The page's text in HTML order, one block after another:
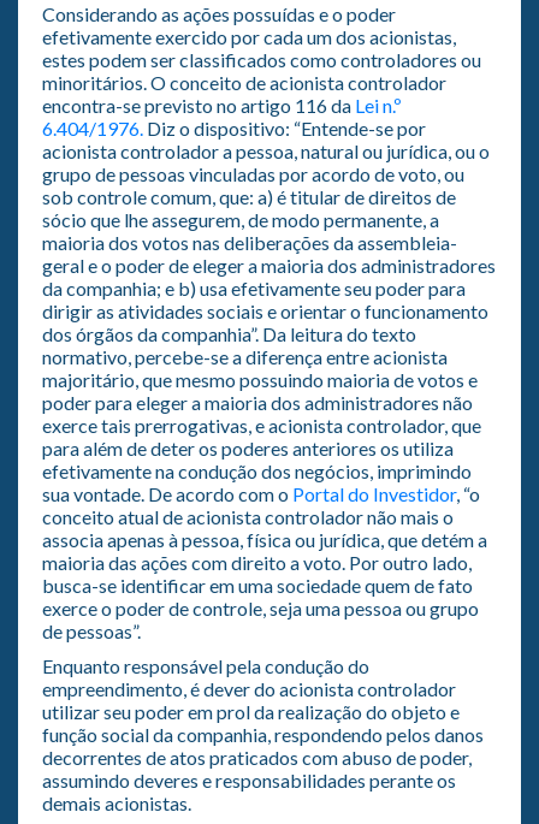
Considerando as ações possuídas e o poder
efetivamente exercido por cada um dos acionistas,
estes podem ser classificados como controladores ou
minoritários. O conceito de acionista controlador
encontra-se previsto no artigo 116 da Lei n.º
6.404/1976. Diz o dispositivo: “Entende-se por
acionista controlador a pessoa, natural ou jurídica, ou o
grupo de pessoas vinculadas por acordo de voto, ou
sob controle comum, que: a) é titular de direitos de
sócio que lhe assegurem, de modo permanente, a
maioria dos votos nas deliberações da assembleia-
geral e o poder de eleger a maioria dos administradores
da companhia; e b) usa efetivamente seu poder para
dirigir as atividades sociais e orientar o funcionamento
dos órgãos da companhia”. Da leitura do texto
normativo, percebe-se a diferença entre acionista
majoritário, que mesmo possuindo maioria de votos e
poder para eleger a maioria dos administradores não
exerce tais prerrogativas, e acionista controlador, que
para além de deter os poderes anteriores os utiliza
efetivamente na condução dos negócios, imprimindo
sua vontade. De acordo com o Portal do Investidor, “o
conceito atual de acionista controlador não mais o
associa apenas à pessoa, física ou jurídica, que detém a
maioria das ações com direito a voto. Por outro lado,
busca-se identificar em uma sociedade quem de fato
exerce o poder de controle, seja uma pessoa ou grupo
de pessoas”.
Enquanto responsável pela condução do
empreendimento, é dever do acionista controlador
utilizar seu poder em prol da realização do objeto e
função social da companhia, respondendo pelos danos
decorrentes de atos praticados com abuso de poder,
assumindo deveres e responsabilidades perante os
demais acionistas.